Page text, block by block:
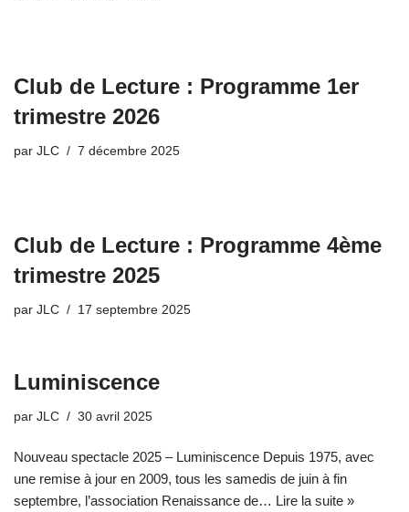
Club de Lecture : Programme 1er
trimestre 2026
par JLC 7 décembre 2025
Club de Lecture : Programme 4ème
trimestre 2025
par JLC 17 septembre 2025
Luminiscence
par JLC 30 avril 2025
Nouveau spectacle 2025 – Luminiscence Depuis 1975, avec
une remise à jour en 2009, tous les samedis de juin à fin
septembre, l’association Renaissance de… Lire la suite »